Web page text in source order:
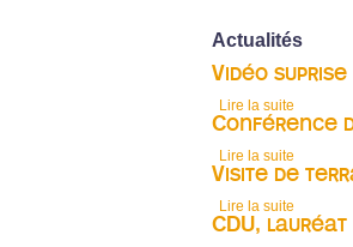
Actualités
Vidéo suprise
Lire la suite
Conférence
Lire la suite
Visite de
Lire la suite
CDU,